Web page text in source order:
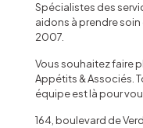
Spécialistes des
aidons à prendre
2007.
Vous souhaitez faire
Appétits & Associés.
équipe est là pour
164, boulevard de